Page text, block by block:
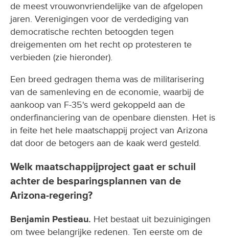
de meest vrouwonvriendelijke van de afgelopen
jaren. Verenigingen voor de verdediging van
democratische rechten betoogden tegen
dreigementen om het recht op protesteren te
verbieden (zie hieronder).
Een breed gedragen thema was de militarisering
van de samenleving en de economie, waarbij de
aankoop van F-35's werd gekoppeld aan de
onderfinanciering van de openbare diensten. Het is
in feite het hele maatschappij project van Arizona
dat door de betogers aan de kaak werd gesteld.
Welk maatschappijproject gaat er schuil
achter de besparingsplannen van de
Arizona-regering?
Benjamin Pestieau. Het bestaat uit bezuinigingen
om twee belangrijke redenen. Ten eerste om de